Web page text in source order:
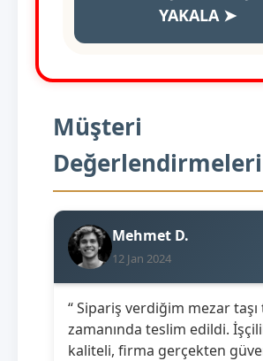
YAKALA ➤
Müşteri
Değerlendirmeleri
Mehmet D.
12 Jan 2024
“ Sipariş verdiğim mezar taşı
zamanında teslim edildi.
kaliteli, firma gerçekten